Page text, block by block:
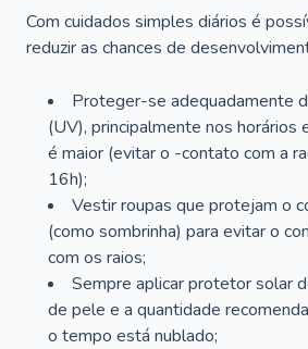
Com cuidados simples diários é
reduzir as chances de
Proteger-se adequadamente
(UV), principalmente nos horários
é maior (evitar o -contato com a
16h);
Vestir roupas que protejam o
(como sombrinha) para evitar o
com os raios;
Sempre aplicar protetor solar
de pele e a quantidade
o tempo está nublado;